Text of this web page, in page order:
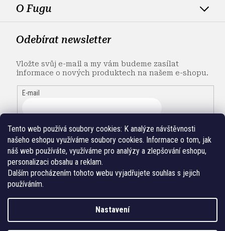
Tento web používá soubory cookies: K analýze návštěvnosti
našeho eshopu využíváme soubory cookies. Informace o tom, jak
náš web používáte, využíváme pro analýzy a zlepšování eshopu,
personalizaci obsahu a reklam.
Dalším procházením tohoto webu vyjadřujete souhlas s jejich
používáním.
Nastavení
O Fugu
Odebírat newsletter
Vložte svůj e-mail a my vám budeme zasílat
informace o nových produktech na našem e-shopu.
E-mail